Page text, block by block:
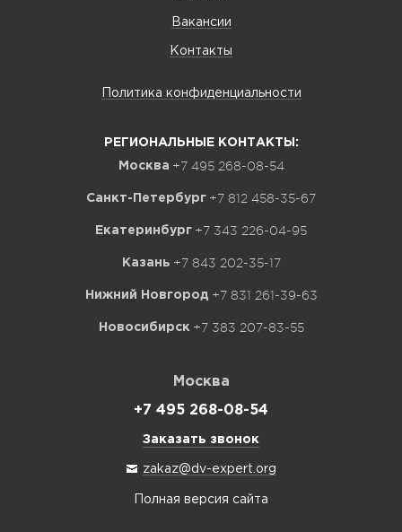
Вакансии
Контакты
Политика конфиденциальности
РЕГИОНАЛЬНЫЕ КОНТАКТЫ:
Москва +7 495 268-08-54
Санкт-Петербург +7 812 458-35-67
Екатеринбург +7 343 226-04-95
Казань +7 843 202-35-17
Нижний Новгород +7 831 261-39-63
Новосибирск +7 383 207-83-55
Москва
+7 495 268-08-54
Заказать звонок
zakaz@dv-expert.org
Полная версия сайта